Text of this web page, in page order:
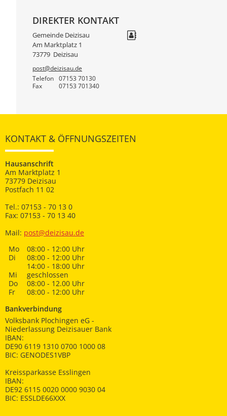
DIREKTER KONTAKT
Gemeinde Deizisau
Am Marktplatz 1
73779 Deizisau
post@deizisau.de
Telefon
07153 70130
Fax 07153 701340
KONTAKT & ÖFFNUNGSZEITEN
Hausanschrift
Am Marktplatz 1
73779 Deizisau
Postfach 11 02
Tel.: 07153 - 70 13 0
Fax: 07153 - 70 13 40
Mail: post@deizisau.de
Mo
08:00 - 12:00 Uhr
Di
08:00 - 12:00 Uhr
14:00 - 18:00 Uhr
Mi
geschlossen
Do
08:00 - 12.00 Uhr
Fr
08:00 - 12:00 Uhr
Bankverbindung
Volksbank Plochingen eG -
Niederlassung Deizisauer Bank
IBAN:
DE90 6119 1310 0700 1000 08
BIC: GENODES1VBP
Kreissparkasse Esslingen
IBAN:
DE92 6115 0020 0000 9030 04
BIC: ESSLDE66XXX